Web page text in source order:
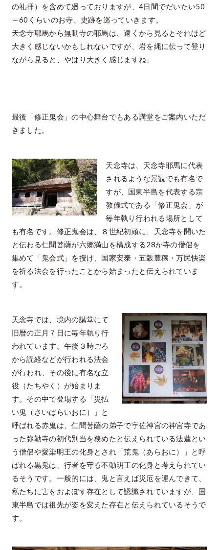
の礼拝）を含めて廻っておりますが、4日間でだいたい50
～60くらいのお寺、史跡を巡っていきます。
天念寺耶馬から無動寺の耶馬は、遠くから見るとそれほど
大きく感じないかもしれないですが、岩を縄に伝って登り
ながら見ると、やはり大きく感じますね」
最後「修正鬼会」の中心舞台でもある講堂をご案内いただ
きました。
天念寺は、天念寺耶馬に代表
されるような景観でも有名で
すが、国東半島を代表する宗
教儀式である「修正鬼会」が
毎年執り行われる場所として
も有名です。修正鬼会は、８世紀初頭に、天念寺を開いた
と伝わる仁聞菩薩が六郷満山を構成する28か寺の僧侶を
集めて「鬼会式」を授け、国家安泰・五穀豊穣・万民快楽
を祈る法会を行ったことから始まったと伝えられていま
す。
天念寺では、境内の講堂にて
旧暦の正月７日に毎年執り行
われています。午後３時ごろ
から読経などが行われる法会
が行われ、その後に有名な立
役（たちやく）が始まりま
す。その中で登場する「災払
い鬼（さいばらいおに）」と
呼ばれる赤鬼は、仁聞菩薩の弟子で宇佐神宮の神宮寺であ
った弥勒寺の初代別当を務めたと伝えられている法蓮とい
う僧侶や愛染明王の化身とされ「荒鬼（あらおに）」と呼
ばれる黒鬼は、行者を守る不動明王の化身と考えられてい
るそうです。一般的には、鬼と言えば災厄を運んできて、
私たちに害をおよぼす存在として認識されていますが、国
東半島では祖先が姿を変えた存在と伝えられているそうで
す。